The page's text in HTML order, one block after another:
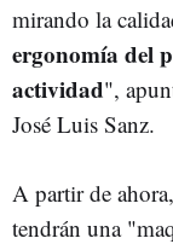
mirando la
ergonomía del
actividad",
José Luis Sanz.
A partir de
tendrán una